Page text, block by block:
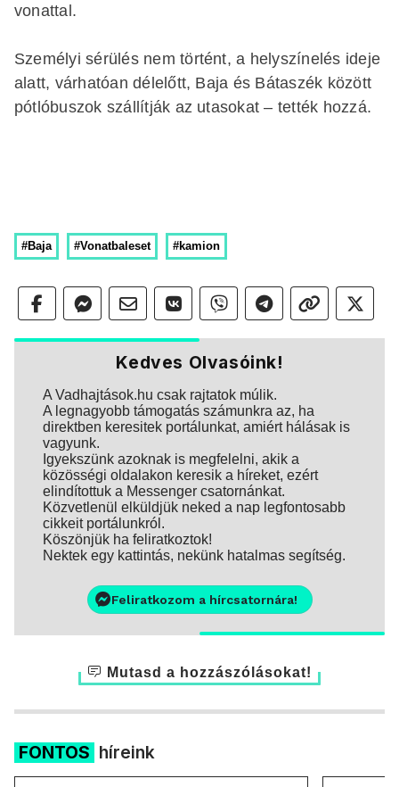
vonattal.
Személyi sérülés nem történt, a helyszínelés ideje
alatt, várhatóan délelőtt, Baja és Bátaszék között
pótlóbuszok szállítják az utasokat – tették hozzá.
#Baja #Vonatbaleset #kamion
Kedves Olvasóink!
A Vadhajtások.hu csak rajtatok múlik.
A legnagyobb támogatás számunkra az, ha
direktben keresitek portálunkat, amiért hálásak is
vagyunk.
Igyekszünk azoknak is megfelelni, akik a
közösségi oldalakon keresik a híreket, ezért
elindítottuk a Messenger csatornánkat.
Közvetlenül elküldjük neked a nap legfontosabb
cikkeit portálunkról.
Köszönjük ha feliratkoztok!
Nektek egy kattintás, nekünk hatalmas segítség.
Feliratkozom a hírcsatornára!
Mutasd a hozzászólásokat!
FONTOS híreink